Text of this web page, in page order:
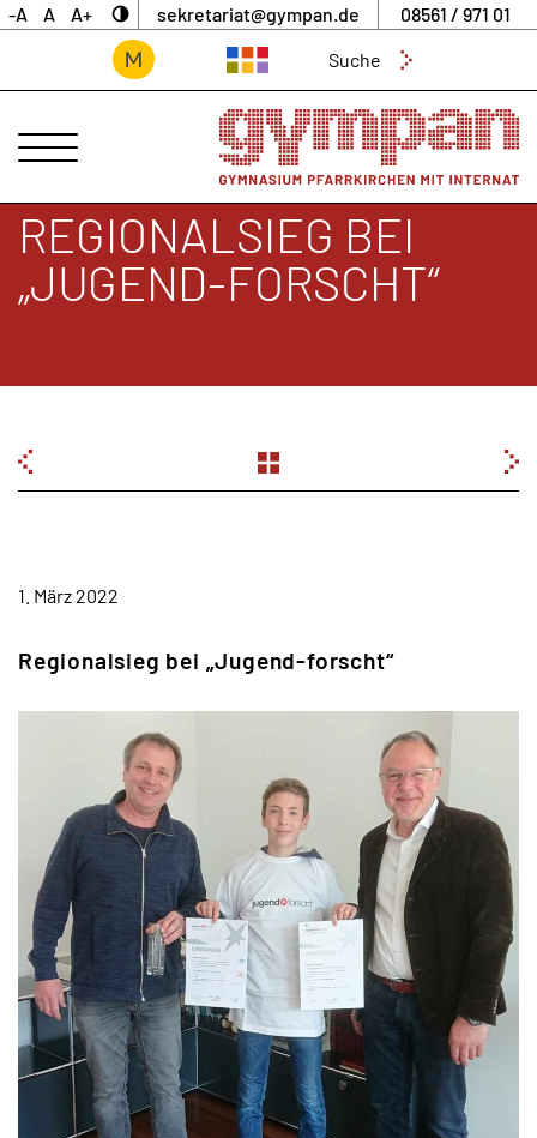
-A A A+ sekretariat@gympan.de
08561 / 971 01
nach:
ANSPRECHPARTNER
SCHULE
INTERNAT
UNTERNEHMERGYMNASIUM
REGIONALSIEG BEI
„JUGEND-FORSCHT“
BEITRAGSNAVIGATION
1. März 2022
Regionalsieg bei „Jugend-forscht“